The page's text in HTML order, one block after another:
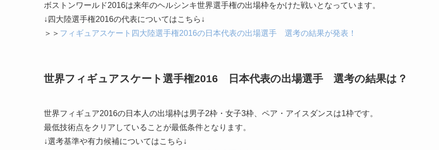
ボストンワールド2016は来年のヘルシンキ世界選手権の出場枠をかけた戦いとなっています。
↓四大陸選手権2016の代表についてはこちら↓
＞＞ フィギュアスケート四大陸選手権2016の日本代表の出場選手 選考の結果が発表！
世界フィギュアスケート選手権2016 日本代表の出場選手 選考の結果は？
世界フィギュア2016の日本人の出場枠は男子2枠・女子3枠、ペア・アイスダンスは1枠です。
最低技術点をクリアしていることが最低条件となります。
↓選考基準や有力候補についてはこちら↓